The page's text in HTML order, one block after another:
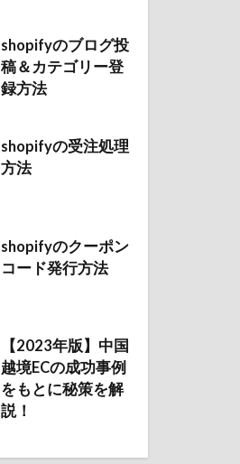
shopifyのブログ投
稿＆カテゴリー登
録方法
shopifyの受注処理
方法
shopifyのクーポン
コード発行方法
【2023年版】中国
越境ECの成功事例
をもとに秘策を解
説！